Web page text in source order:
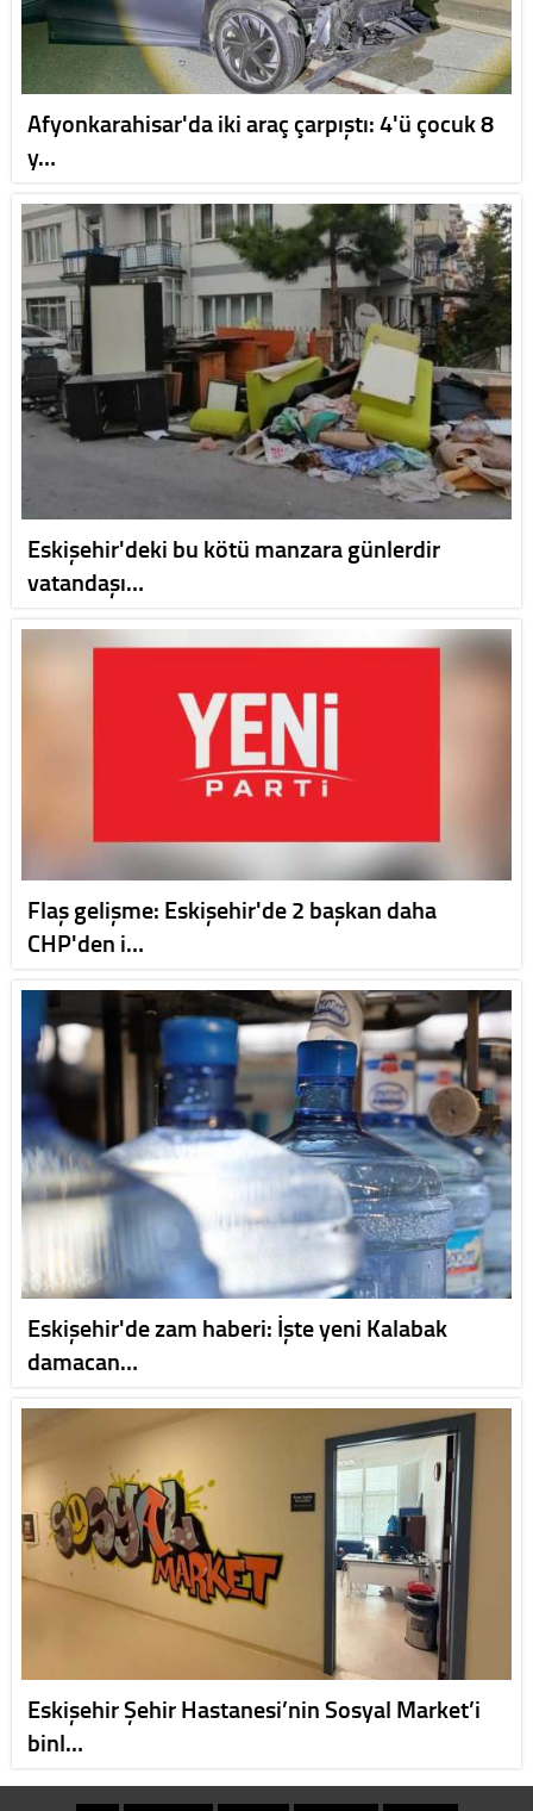
Afyonkarahisar'da iki araç çarpıştı: 4'ü çocuk 8
y…
Eskişehir'deki bu kötü manzara günlerdir
vatandaşı…
Flaş gelişme: Eskişehir'de 2 başkan daha
CHP'den i…
Eskişehir'de zam haberi: İşte yeni Kalabak
damacan…
Eskişehir Şehir Hastanesi’nin Sosyal Market’i
binl…